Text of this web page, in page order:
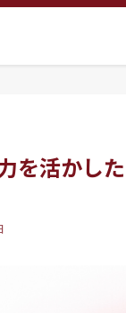
を活かし